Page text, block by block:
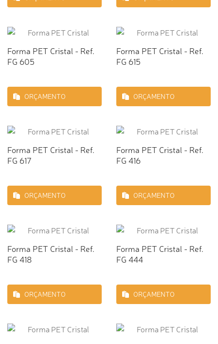
Forma PET Cristal - Ref.
FG 605
ORÇAMENTO
Forma PET Cristal - Ref.
FG 615
ORÇAMENTO
Forma PET Cristal - Ref.
FG 617
ORÇAMENTO
Forma PET Cristal - Ref.
FG 416
ORÇAMENTO
Forma PET Cristal - Ref.
FG 418
ORÇAMENTO
Forma PET Cristal - Ref.
FG 444
ORÇAMENTO